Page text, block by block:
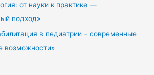
от науки к практике —
подход»
в педиатрии – современные
возможности»